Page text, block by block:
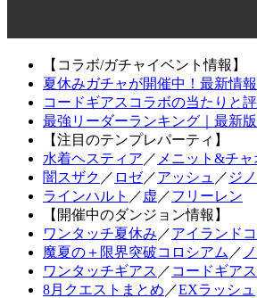
【コラボ/ガチャイベント情報】
夏休みガチャが開催中！最新情
コードギアスコラボの当たりと
最強リーダーランキング｜最新版
【注目のテンプレパーティ】
水着ヘスティア ／ メニット&チャ
闇スザク ／ ロゼ／アッシュ ／ ジノ
ラインハルト ／ 虚 ／フリーレン
【開催中のダンジョン情報】
ワンタッチ夏休み ／アイランド
魔夏の＋限界突破コロシアム ／
ワンタッチギアス ／ コードギア
8月クエストまとめ ／EXラッシュ